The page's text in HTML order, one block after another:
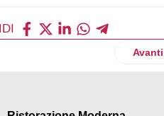
utili di 16,2 milioni Avanti